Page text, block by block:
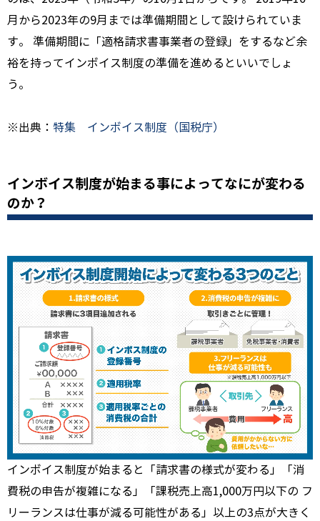
月から2023年の9月までは準備期間として設けられていま
す。 準備期間に「適格請求書事業者の登録」をするなど余
裕を持ってインボイス制度の準備を進めるといいでしょ
う。
※出典： 特集 インボイス制度（国税庁）
インボイス制度が始まる事によってなにが変わる
のか？
インボイス制度が始まると「請求書の様式が変わる」「消
費税の申告が複雑になる」「課税売上高1,000万円以下の フ
リーランスは仕事が減る可能性がある」以上の3点が大きく